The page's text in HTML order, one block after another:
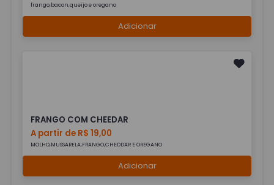
frango,bacon,queijo e oregano
Adicionar
FRANGO COM CHEEDAR
A partir de R$ 19,00
MOLHO,MUSSARELA,FRANGO,CHEDDAR E OREGANO
Adicionar